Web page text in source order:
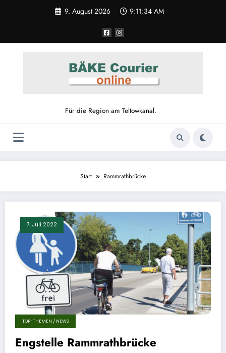
9. August 2026 9:11:35 AM
Für die Region am Teltowkanal.
Start Rammrathbrücke
7. Juli 2022
TOP-THEMEN / NEWS
Engstelle Rammrathbrücke